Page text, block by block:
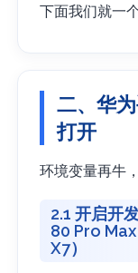
下面我们就一
二、华
打开
环境变量再牛
2.1 开启开
80 Pro
X7）